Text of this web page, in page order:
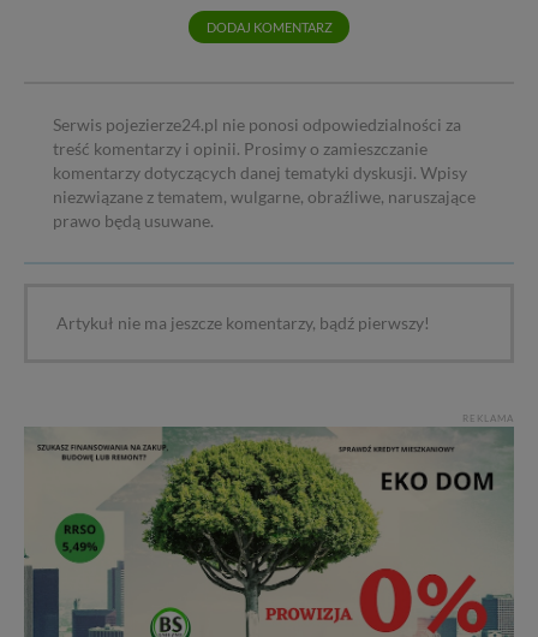
DODAJ KOMENTARZ
Serwis pojezierze24.pl nie ponosi odpowiedzialności za
treść komentarzy i opinii. Prosimy o zamieszczanie
komentarzy dotyczących danej tematyki dyskusji. Wpisy
niezwiązane z tematem, wulgarne, obraźliwe, naruszające
prawo będą usuwane.
Artykuł nie ma jeszcze komentarzy, bądź pierwszy!
REKLAMA